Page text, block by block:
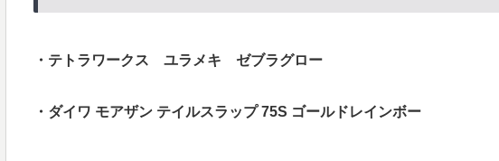
・テトラワークス ユラメキ ゼブラグロー
・ダイワ モアザン テイルスラップ 75S ゴールドレインボー